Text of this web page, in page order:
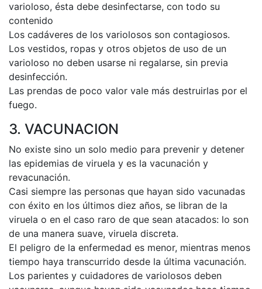
varioloso, ésta debe desinfectarse, con todo su
contenido
Los cadáveres de los variolosos son contagiosos.
Los vestidos, ropas y otros objetos de uso de un
varioloso no deben usarse ni regalarse, sin previa
desinfección.
Las prendas de poco valor vale más destruirlas por el
fuego.
3. VACUNACION
No existe sino un solo medio para prevenir y detener
las epidemias de viruela y es la vacunación y
revacunación.
Casi siempre las personas que hayan sido vacunadas
con éxito en los últimos diez años, se libran de la
viruela o en el caso raro de que sean atacados: lo son
de una manera suave, viruela discreta.
El peligro de la enfermedad es menor, mientras menos
tiempo haya transcurrido desde la última vacunación.
Los parientes y cuidadores de variolosos deben